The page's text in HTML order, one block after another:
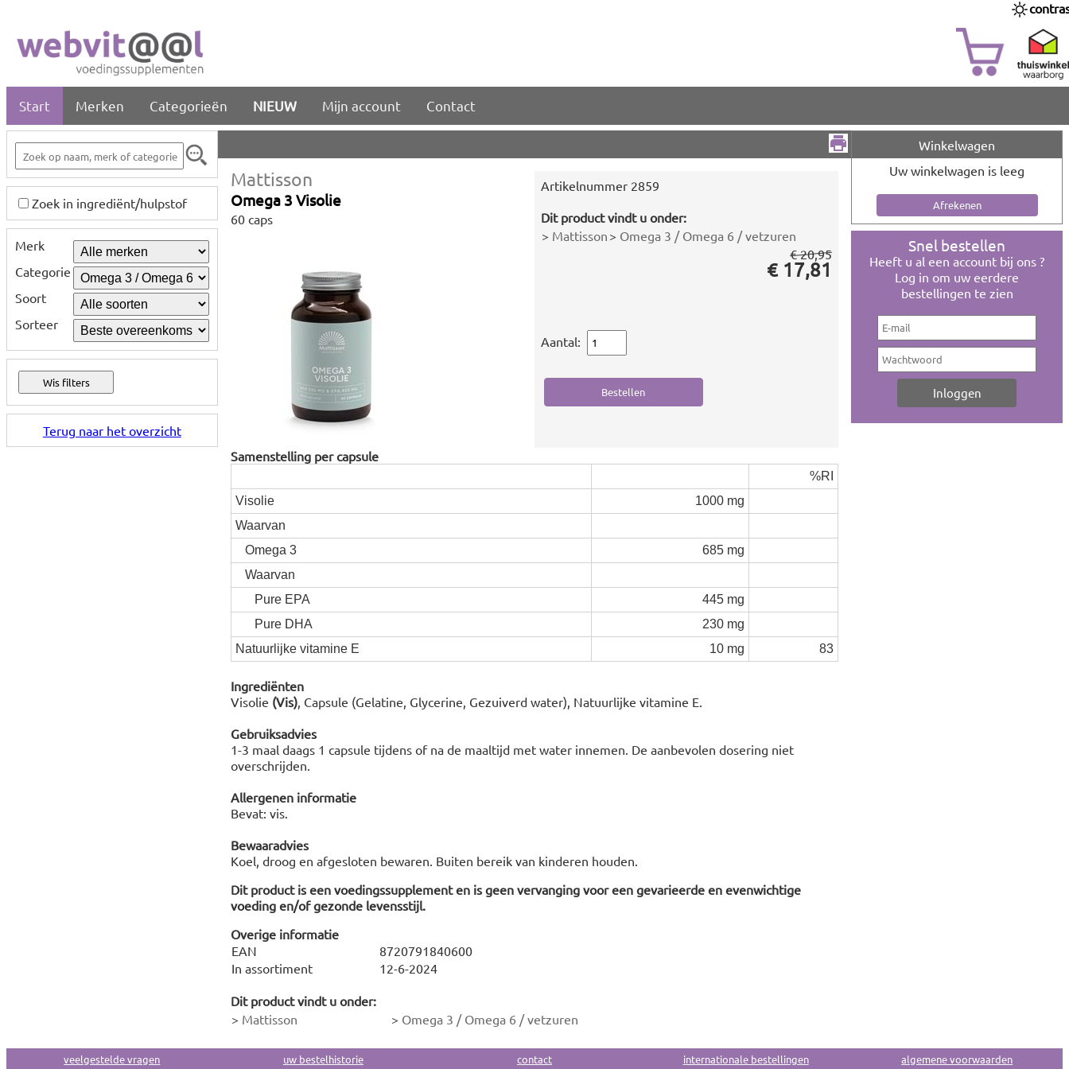
Start Merken Categorieën NIEUW Mijn account Contact
Zoek in ingrediënt/hulpstof
Merk
Categorie
Soort
Sorteer
Terug naar het overzicht
Mattisson
Omega 3 Visolie
60 caps
Artikelnummer 2859
Dit product vindt u onder:
> Mattisson > Omega 3 / Omega 6 / vetzuren
€ 20,95
€ 17,81
Aantal:
Samenstelling per capsule
%RI
Visolie
1000 mg
Waarvan
Omega 3
685 mg
Waarvan
Pure EPA
445 mg
Pure DHA
230 mg
Natuurlijke vitamine E
10 mg 83
Ingrediënten
Visolie (Vis), Capsule (Gelatine, Glycerine, Gezuiverd water), Natuurlijke vitamine E.
Gebruiksadvies
1-3 maal daags 1 capsule tijdens of na de maaltijd met water innemen. De aanbevolen dosering niet
overschrijden.
Allergenen informatie
Bevat: vis.
Bewaaradvies
Koel, droog en afgesloten bewaren. Buiten bereik van kinderen houden.
Dit product is een voedingssupplement en is geen vervanging voor een gevarieerde en evenwichtige
voeding en/of gezonde levensstijl.
Overige informatie
EAN
8720791840600
In assortiment
12-6-2024
Dit product vindt u onder:
> Mattisson > Omega 3 / Omega 6 / vetzuren
Winkelwagen
Uw winkelwagen is leeg
Snel bestellen
Heeft u al een account bij ons ?
Log in om uw eerdere
bestellingen te zien
veelgestelde vragen uw bestelhistorie contact internationale bestellingen algemene voorwaarden